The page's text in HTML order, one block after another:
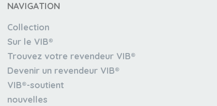
NAVIGATION
Collection
Sur le VIB®
Trouvez votre revendeur VIB®
Devenir un revendeur VIB®
VIB®-soutient
nouvelles